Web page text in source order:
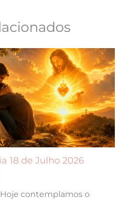
18 de Julho 2026
contemplamos o